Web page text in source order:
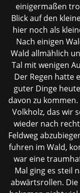
einigermaßen
Blick auf den
hier noch als
Nach einigen
Wald allmählich
Tal mit wenigen
Der Regen hatte
guter Dinge
davon zu
Volkholz, das wir
wieder nach
Feldweg
fuhren im Wald,
war eine
Mal ging es steil
abwärtsrollen. Die